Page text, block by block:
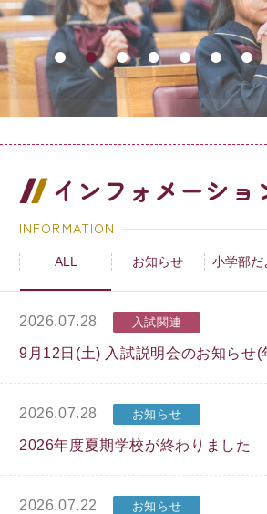
入試情報
小学部長ブログ イン
インフォメーショ
INFORMATION
ALL お知らせ 小学部だ
2026.07.28 入試関連
9月12日(土) 入試説明会のお知らせ(
2026.07.28 お知らせ
2026年度夏期学校が終わりました
2026.07.22 お知らせ